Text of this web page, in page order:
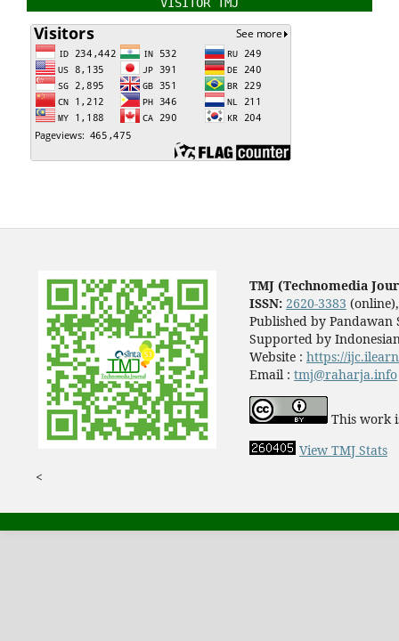
VISITOR TMJ
TMJ (Technomedia
ISSN: 2620-3383
Published by Pandawan
Supported by
Website : https://
Email : tmj@raharja.info
This work
View TMJ Stats
<